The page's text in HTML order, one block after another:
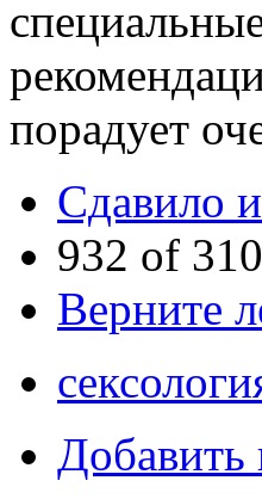
порадует
Сдавило
932 of
Верните
Добавить